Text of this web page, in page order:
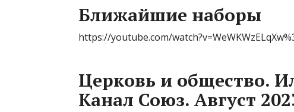
Ближайшие наборы
https://youtube.com/
Церковь и общество.
Канал Союз. Август